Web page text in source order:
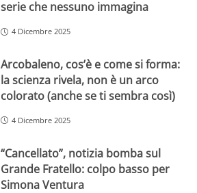
serie che nessuno immagina
4 Dicembre 2025
Arcobaleno, cos’è e come si forma:
la scienza rivela, non è un arco
colorato (anche se ti sembra così)
4 Dicembre 2025
“Cancellato”, notizia bomba sul
Grande Fratello: colpo basso per
Simona Ventura